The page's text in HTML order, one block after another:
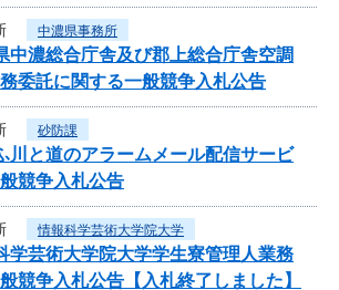
中濃県事務所
中濃総合庁舎及び郡上総合庁舎空調
委託に関する一般競争入札公告
砂防課
川と道のアラームメール配信サービ
競争入札公告
情報科学芸術大学院大学
学芸術大学院大学学生寮管理人業務
競争入札公告【入札終了しました】